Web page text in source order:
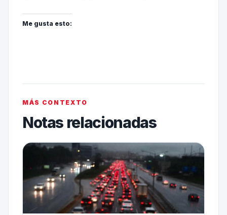
Me gusta esto:
MÁS CONTEXTO
Notas relacionadas